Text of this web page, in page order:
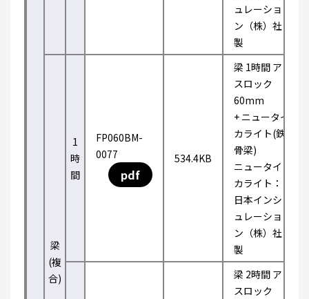
ュレーショ
ン（株）社
製
梁
(複
合)
1
時
間
FP060BM-
0077
pdf
534.4KB
梁 1時間 ア
スロック
60mm
+ ニュータイ
カライト(鉄
骨梁)
ニュータイ
カライト：
日本インシ
ュレーショ
ン（株）社
製
梁 2時間 ア
スロック